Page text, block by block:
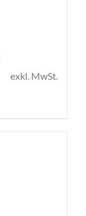
exkl. MwSt.